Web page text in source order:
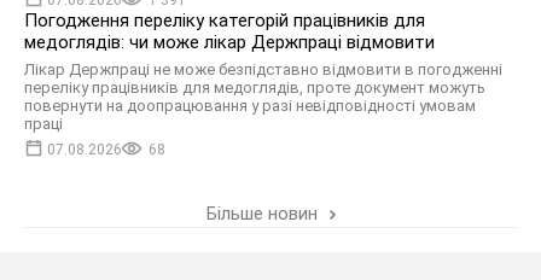
Погодження переліку категорій працівників для
медоглядів: чи може лікар Держпраці відмовити
Лікар Держпраці не може безпідставно відмовити в погодженні
переліку працівників для медоглядів, проте документ можуть
повернути на доопрацювання у разі невідповідності умовам
праці
07.08.2026 68
Більше новин